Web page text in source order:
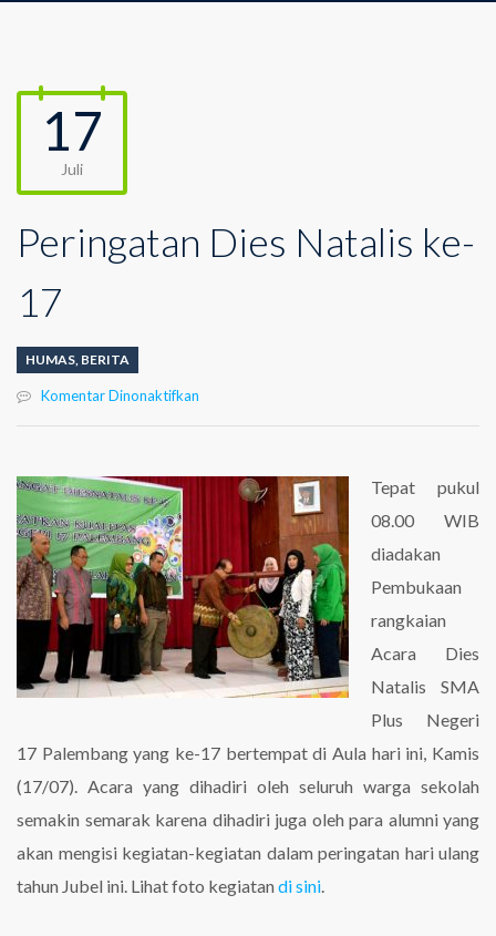
17
Juli
Peringatan Dies Natalis ke-
17
HUMAS, BERITA
Komentar Dinonaktifkan
Tepat pukul
08.00 WIB
diadakan
Pembukaan
rangkaian
Acara Dies
Natalis SMA
Plus Negeri
17 Palembang yang ke-17 bertempat di Aula hari ini, Kamis
(17/07). Acara yang dihadiri oleh seluruh warga sekolah
semakin semarak karena dihadiri juga oleh para alumni yang
akan mengisi kegiatan-kegiatan dalam peringatan hari ulang
tahun Jubel ini. Lihat foto kegiatan di sini.